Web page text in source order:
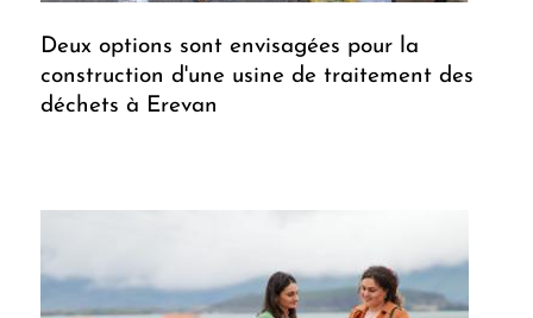
Deux options sont envisagées pour la
construction d'une usine de traitement des
déchets à Erevan